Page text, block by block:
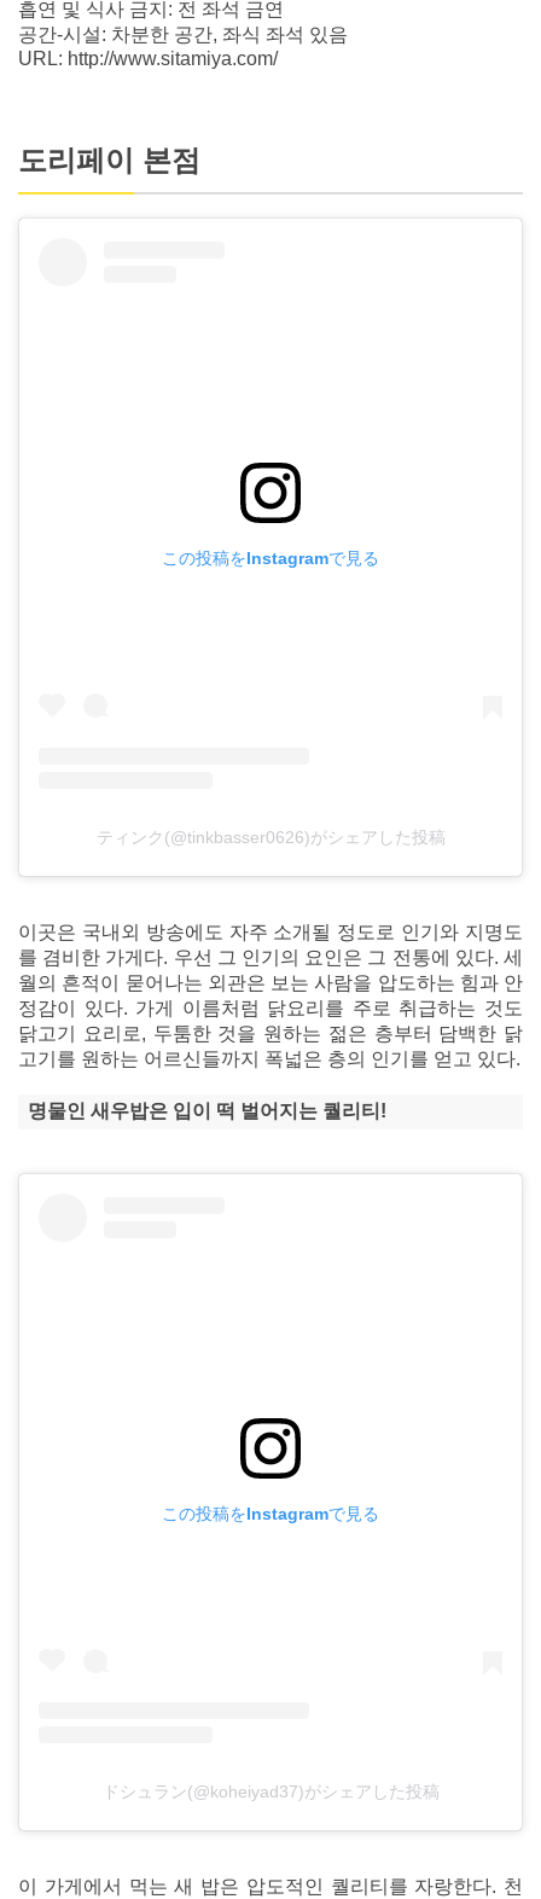
흡연 및 식사 금지: 전 좌석 금연
공간-시설: 차분한 공간, 좌식 좌석 있음
URL: http://www.sitamiya.com/
도리페이 본점
この投稿をInstagramで見る
ティンク(@tinkbasser0626)がシェアした投稿
이곳은 국내외 방송에도 자주 소개될 정도로 인기와 지명도
를 겸비한 가게다. 우선 그 인기의 요인은 그 전통에 있다. 세
월의 흔적이 묻어나는 외관은 보는 사람을 압도하는 힘과 안
정감이 있다. 가게 이름처럼 닭요리를 주로 취급하는 것도
닭고기 요리로, 두툼한 것을 원하는 젊은 층부터 담백한 닭
고기를 원하는 어르신들까지 폭넓은 층의 인기를 얻고 있다.
명물인 새우밥은 입이 떡 벌어지는 퀄리티!
この投稿をInstagramで見る
ドシュラン(@koheiyad37)がシェアした投稿
이 가게에서 먹는 새 밥은 압도적인 퀄리티를 자랑한다. 천